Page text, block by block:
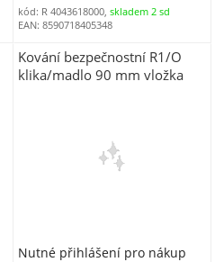
kód: R 4043618000,skladem 2 sd
EAN: 8590718405348
Kování bezpečnostní R1/O
klika/madlo 90 mm vložka
Nutné přihlášení pro nákup